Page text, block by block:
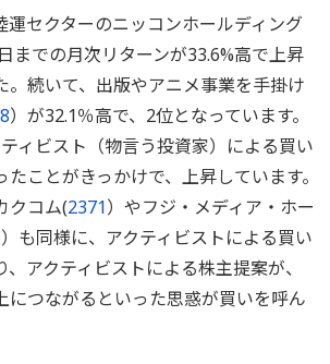
運セクターのニッコンホールディング
までの月次リターンが33.6%高で上昇
。続いて、出版やアニメ事業を手掛け
）が32.1％高で、2位となっています。
ィビスト（物言う投資家）による買い
ことがきっかけで、上昇しています。
クコム(2371）やフジ・メディア・ホー
）も同様に、アクティビストによる買い
アクティビストによる株主提案が、
につながるといった思惑が買いを呼ん